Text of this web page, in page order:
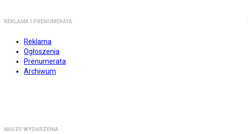
REKLAMA I PRENUMERATA
Reklama
Ogłoszenia
Prenumerata
Archiwum
NASZE WYDARZENIA